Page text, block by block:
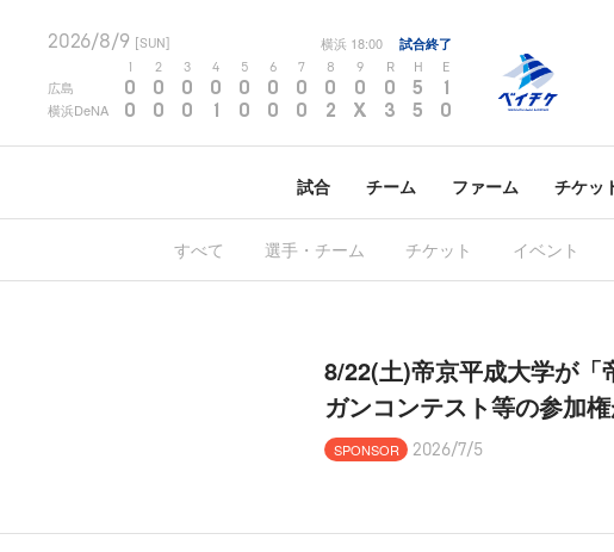
2026/8/9 [SUN] 横浜 18:00 試合終了
2 3 4 5 6 7 8 9 R H E
広島 0 0 0 0 0 0 0 0 0 0 5 1
横浜DeNA 0 0 0 1 0 0 0 2 X 3 5 0
試合 チーム ファーム チケッ
すべて 選手・チーム チケット イベント
8/22(土)帝京平成大学が
ガンコンテスト等の参加
SPONSOR 2026/7/5